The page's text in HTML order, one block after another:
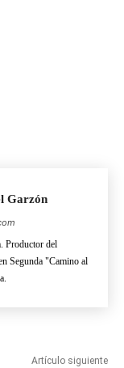
Garzón
Productor del
Segunda "Camino al
Artículo siguiente